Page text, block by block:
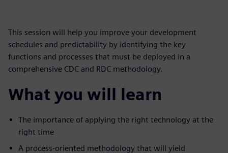
This session will help you improve your development
schedules and predictability by identifying the key
functions and processes that must be deployed in a
comprehensive CDC and RDC methodology.
What you will learn
The importance of applying the right technology at the
right time
A process-oriented methodology that will yield